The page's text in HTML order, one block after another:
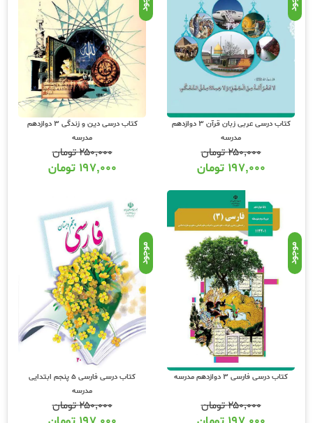
کتاب درسی عربی زبان قرآن 3 دوازدهم
مدرسه
۲۵۰,۰۰۰تومان
۱۹۷,۰۰۰ تومان
کتاب درسی دین و زندگی 3 دوازدهم
مدرسه
۲۵۰,۰۰۰تومان
۱۹۷,۰۰۰ تومان
موجود
کتاب درسی فارسی 3 دوازدهم مدرسه
۲۵۰,۰۰۰تومان
موجود
کتاب درسی فارسی 5 پنجم ابتدایی
مدرسه
۲۵۰,۰۰۰تومان